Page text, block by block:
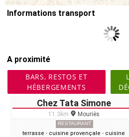
Informations transport
A proximité
BARS, RESTOS ET
HÉBERGEMENTS
Chez Tata Simone
11.3km Mouriès
RESTAURANT
terrasse - cuisine provençale - cuisine